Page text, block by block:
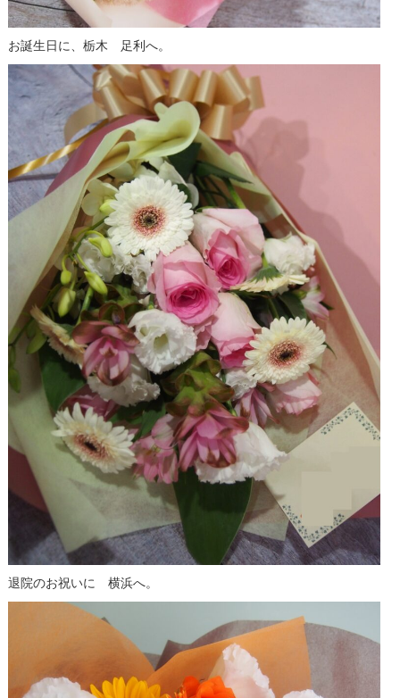
お誕生日に、栃木 足利へ。
退院のお祝いに 横浜へ。